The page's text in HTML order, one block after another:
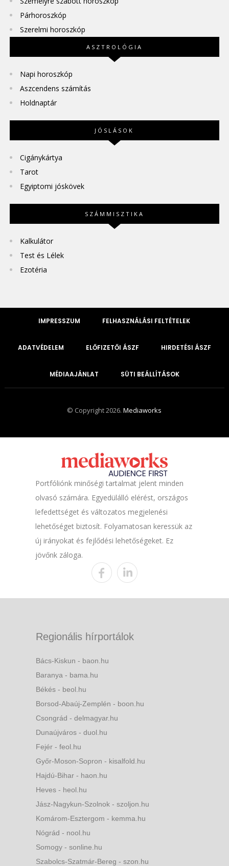
Párhoroszkóp
Szerelmi horoszkóp
ASZTROLÓGIA
Napi horoszkóp
Aszcendens számítás
Holdnaptár
JÓSLÁSOK
Cigánykártya
Tarot
Egyiptomi jóskövek
SZÁMMISZTIKA
Kalkulátor
Test és Lélek
Ezotéria
IMPRESSZUM FELHASZNÁLÁSI FELTÉTELEK
ADATVÉDELEM ELŐFIZETŐI ÁSZF HIRDETÉSI ÁSZF
MÉDIAAJÁNLAT SÜTI BEÁLLÍTÁSOK
© Copyright 2026.Mediaworks
Portfóliónk minőségi tartalmat jelent minden
olvasó számára. Egyedülálló elérést, országos
lefedettséget és változatos megjelenési
lehetőséget biztosít. Folyamatosan keressük az
új irányokat és fejlődési lehetőségeket. Ez
jövőnk záloga.
Regionális hírportálok
Bács-Kiskun - baon.hu
Baranya - bama.hu
Békés - beol.hu
Borsod-Abaúj-Zemplén - boon.hu
Csongrád - delmagyar.hu
Dunaújváros - duol.hu
Fejér - feol.hu
Győr-Moson-Sopron - kisalfold.hu
Hajdú-Bihar - haon.hu
Heves - heol.hu
Jász-Nagykun-Szolnok - szoljon.hu
Komárom-Esztergom - kemma.hu
Nógrád - nool.hu
Somogy - sonline.hu
Szabolcs-Szatmár-Bereg - szon.hu